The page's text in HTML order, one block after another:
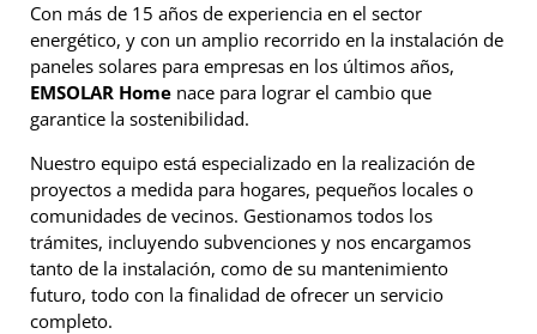
Con más de 15 años de experiencia en el sector
energético, y con un amplio recorrido en la instalación de
paneles solares para empresas en los últimos años,
EMSOLAR Home nace para lograr el cambio que
garantice la sostenibilidad.
Nuestro equipo está especializado en la realización de
proyectos a medida para hogares, pequeños locales o
comunidades de vecinos. Gestionamos todos los
trámites, incluyendo subvenciones y nos encargamos
tanto de la instalación, como de su mantenimiento
futuro, todo con la finalidad de ofrecer un servicio
completo.